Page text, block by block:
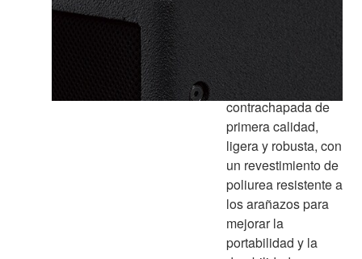
Recinto
especialmente
diseñado está
fabricada en
madera
contrachapada de
primera calidad,
ligera y robusta, con
un revestimiento de
poliurea resistente a
los arañazos para
mejorar la
portabilidad y la